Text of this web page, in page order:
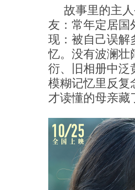
故事里的主
友：常年定居国
现：被自己误解
忆。没有波澜壮
衍、旧相册中泛
模糊记忆里反复
才读懂的母亲藏